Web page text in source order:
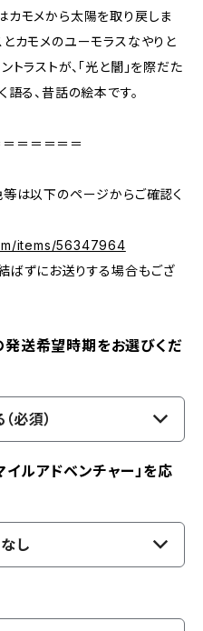
カモメから太陽を取り戻しま
とカモメのユーモラスなやりと
トラストが、「光と闇」を際だた
語る、昔話の絵本です。
＝＝＝＝＝
等は以下のページからご確認く
items/56347964
ばずにお送りする場合もござ
発送希望時期をお選びくだ
必須）
ルアドベンチャー」を応
し